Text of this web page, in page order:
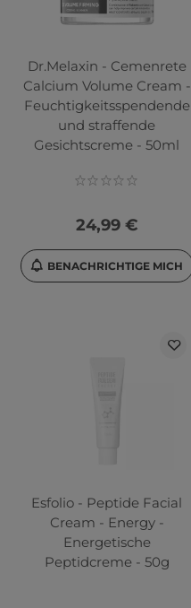
Dr.Melaxin - Cemenrete
Calcium Volume Cream -
Feuchtigkeitsspendende
und straffende
Gesichtscreme - 50ml
24,99 €
BENACHRICHTIGE MICH
Esfolio - Peptide Facial
Cream - Energy -
Energetische
Peptidcreme - 50g